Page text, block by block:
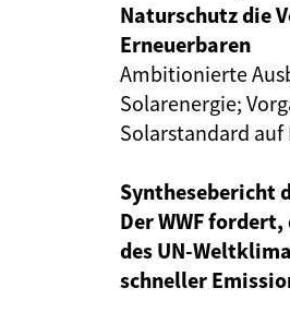
Naturschutz die
Erneuerbaren
Ambitionierte
Solarenergie;
Solarstandard auf
Synthesebericht
Der WWF
des UN-
schneller